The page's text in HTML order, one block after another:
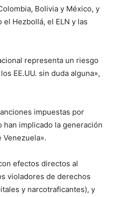
Bolivia y México, y
Hezbollá, el ELN y las
representa un riesgo
EE.UU. sin duda alguna»,
impuestas por
han implicado la generación
efectos directos al
violadores de derechos
y narcotraficantes), y